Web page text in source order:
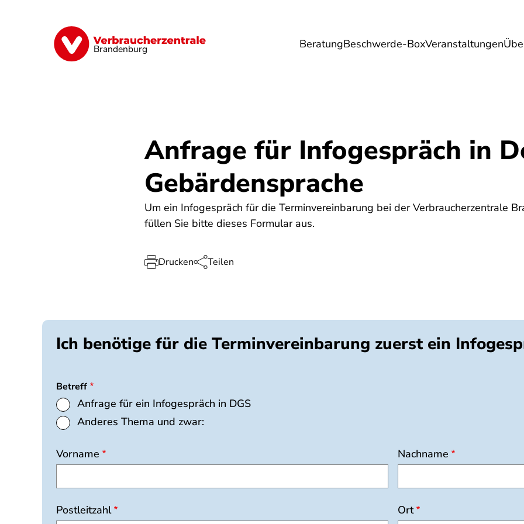
Brandenburg BeratungBeschwerde-BoxVeranstaltungen
Finanzen Digitales Lebensmittel Umwelt Gesundheit Energie
Anfrage für Infogespräch in
Gebärdensprache
Um ein Infogespräch für die Terminvereinbarung bei der Verbraucherzentrale
füllen Sie bitte dieses Formular aus.
Drucken Teilen
Ich benötige für die Terminvereinbarung zuerst ein
Betreff
Anfrage für ein Infogespräch in DGS
Anderes Thema und zwar:
Vorname Nachname
Postleitzahl Ort